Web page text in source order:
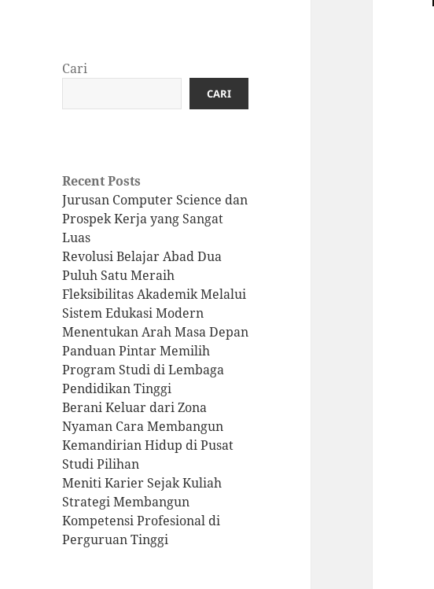
Cari
CARI
Recent Posts
Jurusan Computer Science dan
Prospek Kerja yang Sangat
Luas
Revolusi Belajar Abad Dua
Puluh Satu Meraih
Fleksibilitas Akademik Melalui
Sistem Edukasi Modern
Menentukan Arah Masa Depan
Panduan Pintar Memilih
Program Studi di Lembaga
Pendidikan Tinggi
Berani Keluar dari Zona
Nyaman Cara Membangun
Kemandirian Hidup di Pusat
Studi Pilihan
Meniti Karier Sejak Kuliah
Strategi Membangun
Kompetensi Profesional di
Perguruan Tinggi